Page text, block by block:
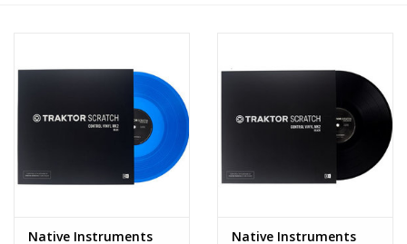
Lichttechnik
PA-Anlage
Native Instruments
Native Instruments